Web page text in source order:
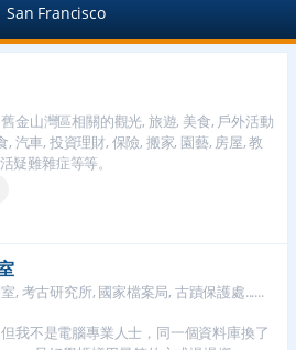
San Francisco
金山灣區相關的觀光, 旅遊, 美食, 戶外活動
, 汽車, 投資理財, 保險, 搬家, 園藝, 房屋, 教
疑難雜症等等。
, 考古研究所, 國家檔案局, 古蹟保護處......
我不是電腦專業人士，同一個資料庫換了